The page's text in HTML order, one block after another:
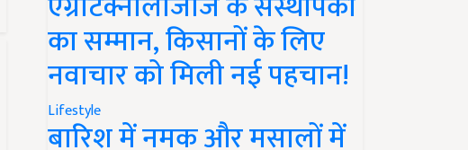
का सम्मान, किसानों के लिए
नवाचार को मिली नई पहचान!
Lifestyle
बारिश में नमक और मसालों में